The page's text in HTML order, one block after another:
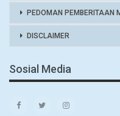
PEDOMAN PEMBERITAAN
DISCLAIMER
Sosial Media